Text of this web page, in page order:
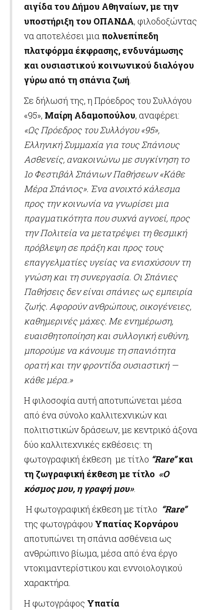
αιγίδα του Δήμου Αθηναίων, με την
υποστήριξη του ΟΠΑΝΔΑ, φιλοδοξώντας
να αποτελέσει μια πολυεπίπεδη
πλατφόρμα έκφρασης, ενδυνάμωσης
και ουσιαστικού κοινωνικού διαλόγου
γύρω από τη σπάνια ζωή.
Σε δήλωσή της, η Πρόεδρος του Συλλόγου
«95», Μαίρη Αδαμοπούλου, αναφέρει:
«Ως Πρόεδρος του Συλλόγου «95»,
Ελληνική Συμμαχία για τους Σπάνιους
Ασθενείς, ανακοινώνω με συγκίνηση το
1ο Φεστιβάλ Σπάνιων Παθήσεων «Κάθε
Μέρα Σπάνιος». Ένα ανοιχτό κάλεσμα
προς την κοινωνία να γνωρίσει μια
πραγματικότητα που συχνά αγνοεί, προς
την Πολιτεία να μετατρέψει τη θεσμική
πρόβλεψη σε πράξη και προς τους
επαγγελματίες υγείας να ενισχύσουν τη
γνώση και τη συνεργασία. Οι Σπάνιες
Παθήσεις δεν είναι σπάνιες ως εμπειρία
ζωής. Αφορούν ανθρώπους, οικογένειες,
καθημερινές μάχες. Με ενημέρωση,
ευαισθητοποίηση και συλλογική ευθύνη,
μπορούμε να κάνουμε τη σπανιότητα
ορατή και την φροντίδα ουσιαστική —
κάθε μέρα.»
Η φιλοσοφία αυτή αποτυπώνεται μέσα
από ένα σύνολο καλλιτεχνικών και
πολιτιστικών δράσεων, με κεντρικό άξονα
δύο καλλιτεχνικές εκθέσεις: τη
φωτογραφική έκθεση με τίτλο “Rare”και
τη ζωγραφική έκθεση με τίτλο «Ο
κόσμος μου, η γραφή μου».
Η φωτογραφική έκθεση με τίτλο “Rare”
της φωτογράφου Υπατίας Κορνάρου
αποτυπώνει τη σπάνια ασθένεια ως
ανθρώπινο βίωμα, μέσα από ένα έργο
ντοκιμαντερίστικου και εννοιολογικού
χαρακτήρα.
Η φωτογράφος Υπατία